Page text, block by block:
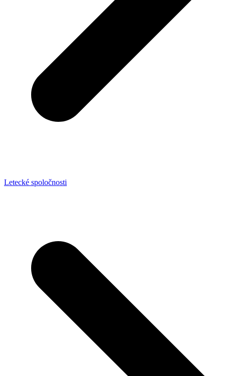
Letecké spoločnosti